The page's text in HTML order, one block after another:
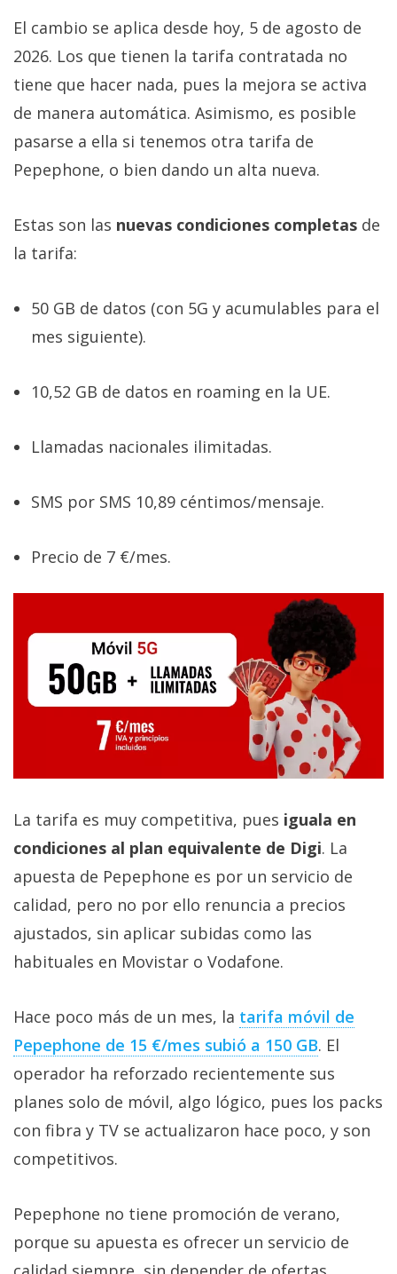
El cambio se aplica desde hoy, 5 de agosto de
2026. Los que tienen la tarifa contratada no
tiene que hacer nada, pues la mejora se activa
de manera automática. Asimismo, es posible
pasarse a ella si tenemos otra tarifa de
Pepephone, o bien dando un alta nueva.
Estas son las nuevas condiciones completas de
la tarifa:
50 GB de datos (con 5G y acumulables para el
mes siguiente).
10,52 GB de datos en roaming en la UE.
Llamadas nacionales ilimitadas.
SMS por SMS 10,89 céntimos/mensaje.
Precio de 7 €/mes.
La tarifa es muy competitiva, pues iguala en
condiciones al plan equivalente de Digi. La
apuesta de Pepephone es por un servicio de
calidad, pero no por ello renuncia a precios
ajustados, sin aplicar subidas como las
habituales en Movistar o Vodafone.
Hace poco más de un mes, la tarifa móvil de
Pepephone de 15 €/mes subió a 150 GB‎. El
operador ha reforzado recientemente sus
planes solo de móvil, algo lógico, pues los packs
con fibra y TV se actualizaron hace poco, y son
competitivos.
Pepephone no tiene promoción de verano,
porque su apuesta es ofrecer un servicio de